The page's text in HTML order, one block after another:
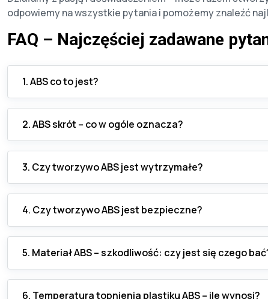
odpowiemy na wszystkie pytania i pomożemy znaleźć
FAQ – Najczęściej zadawane
1. ABS co to jest?
2. ABS skrót – co w ogóle oznacza?
3. Czy tworzywo ABS jest wytrzymałe?
4. Czy tworzywo ABS jest bezpieczne?
5. Materiał ABS – szkodliwość: czy jest się czego
6. Temperatura topnienia plastiku ABS – ile wynosi?